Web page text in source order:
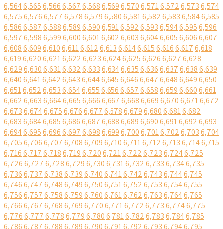
6,5646,5656,5666,5676,5686,5696,5706,5716,5726,5736,574
6,5756,5766,5776,5786,5796,5806,5816,5826,5836,5846,585
6,5866,5876,5886,5896,5906,5916,5926,5936,5946,5956,596
6,5976,5986,5996,6006,6016,6026,6036,6046,6056,6066,607
6,6086,6096,6106,6116,6126,6136,6146,6156,6166,6176,618
6,6196,6206,6216,6226,6236,6246,6256,6266,6276,628
6,6296,6306,6316,6326,6336,6346,6356,6366,6376,6386,639
6,6406,6416,6426,6436,6446,6456,6466,6476,6486,6496,650
6,6516,6526,6536,6546,6556,6566,6576,6586,6596,6606,661
6,6626,6636,6646,6656,6666,6676,6686,6696,6706,6716,672
6,6736,6746,6756,6766,6776,6786,6796,6806,6816,682
6,6836,6846,6856,6866,6876,6886,6896,6906,6916,6926,693
6,6946,6956,6966,6976,6986,6996,7006,7016,7026,7036,704
6,7056,7066,7076,7086,7096,7106,7116,7126,7136,7146,715
6,7166,7176,7186,7196,7206,7216,7226,7236,7246,725
6,7266,7276,7286,7296,7306,7316,7326,7336,7346,735
6,7366,7376,7386,7396,7406,7416,7426,7436,7446,745
6,7466,7476,7486,7496,7506,7516,7526,7536,7546,755
6,7566,7576,7586,7596,7606,7616,7626,7636,7646,765
6,7666,7676,7686,7696,7706,7716,7726,7736,7746,775
6,7766,7776,7786,7796,7806,7816,7826,7836,7846,785
6,7866,7876,7886,7896,7906,7916,7926,7936,7946,795